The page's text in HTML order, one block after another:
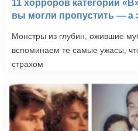
11 хорроров категории
вы могли пропустить — а
Монстры из глубин, ожившие
вспоминаем те самые ужасы,
страхом